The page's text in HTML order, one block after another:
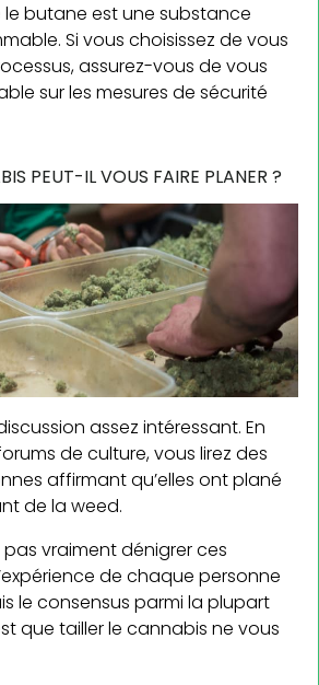
le butane est une substance
Si vous choisissez de vous
assurez-vous de vous
sur les mesures de sécurité
PEUT-IL VOUS FAIRE PLANER ?
assez intéressant. En
de culture, vous lirez des
affirmant qu’elles ont plané
de la weed.
vraiment dénigrer ces
de chaque personne
le consensus parmi la plupart
que tailler le cannabis ne vous